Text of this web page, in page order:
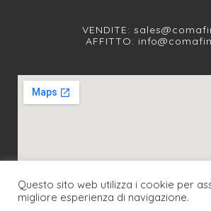
VENDITE:
AFFITTO:
SEGUICI SUI NOSTRI
Questo sito web utilizza i cookie per
migliore esperienza di navigazione.